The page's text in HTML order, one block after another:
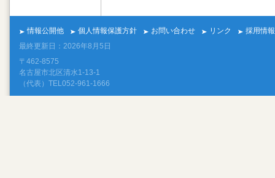
情報公開他 個人情報保護方針 お問い合わせ リンク
採用情報
最終更新日：2026年8月5日
〒462-8575
名古屋市北区清水1-13-1
（代表）TEL052-961-1666